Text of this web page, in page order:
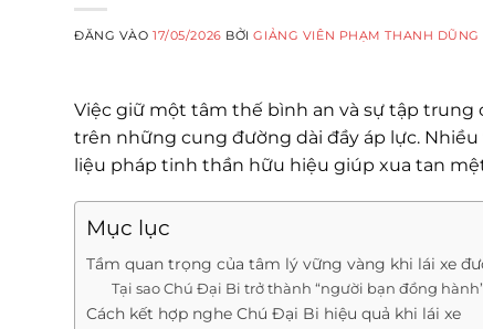
ĐĂNG VÀO17/05/2026 BỞIGIẢNG VIÊN PHẠM THANH DŨNG
Việc giữ một tâm thế bình an và sự tập trung
trên những cung đường dài đầy áp lực.
liệu pháp tinh thần hữu hiệu giúp xua tan
Mục lục
Tầm quan trọng của tâm lý vững vàng khi lái xe
Tại sao Chú Đại Bi trở thành “người bạn đồng
Cách kết hợp nghe Chú Đại Bi hiệu quả khi lái xe